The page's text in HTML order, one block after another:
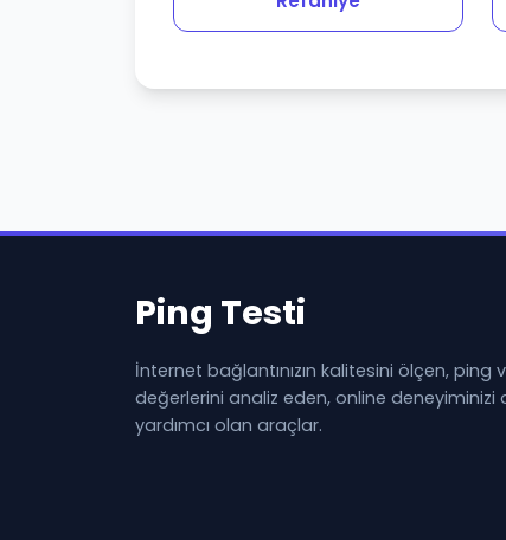
Ping Testi
İnternet bağlantınızın kalitesini ölçen, ping
değerlerini analiz eden, online
yardımcı olan araçlar.